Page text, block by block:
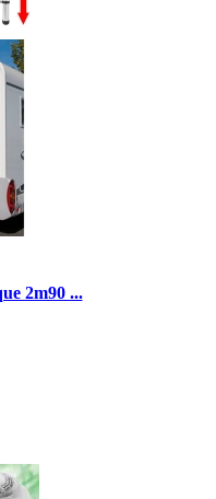
2m90 ...